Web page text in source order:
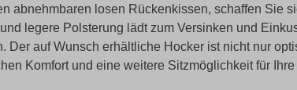
abnehmbaren losen Rückenkissen, schaffen Sie
legere Polsterung lädt zum Versinken und
Der auf Wunsch erhältliche Hocker ist nicht nur
Komfort und eine weitere Sitzmöglichkeit für Ihre